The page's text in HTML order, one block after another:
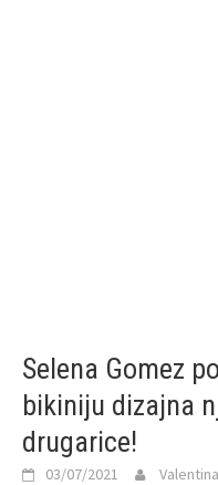
Selena Gomez
bikiniju dizajna
drugarice!
03/07/2021